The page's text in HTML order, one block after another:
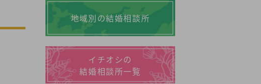
地域別の結婚相談所
イチオシの
結婚相談所一覧